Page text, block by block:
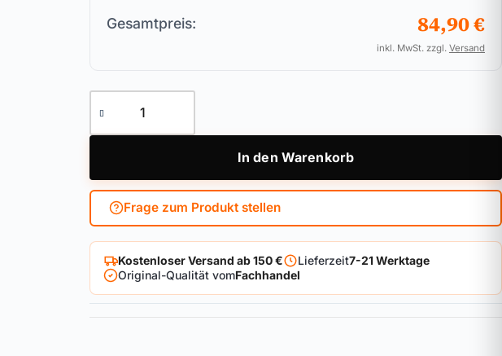
Gesamtpreis: 84,90 €
inkl. MwSt. zzgl. Versand
In den Warenkorb
Frage zum Produkt stellen
Kostenloser Versand ab 150 € Lieferzeit7-21 Werktage
Original-Qualität vomFachhandel